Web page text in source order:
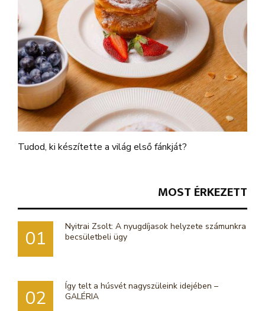
Tudod, ki készítette a világ első fánkját?
MOST ÉRKEZETT
01
Nyitrai Zsolt: A nyugdíjasok helyzete számunkra
becsületbeli ügy
02
Így telt a húsvét nagyszüleink idejében –
GALÉRIA